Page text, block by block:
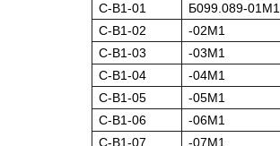
C-В1-01
Б099.089-01М1
C-В1-02
-02М1
C-В1-03
-03М1
C-В1-04
-04М1
C-В1-05
-05М1
C-В1-06
-06М1
C-В1-07
-07М1